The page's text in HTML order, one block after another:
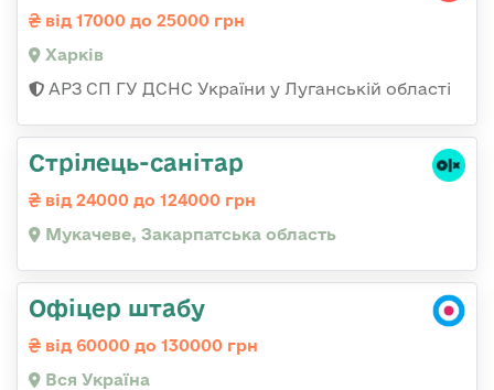
від 17000 до 25000 грн
Харків
АРЗ СП ГУ ДСНС України у Луганській області
Стрілець-санітар
від 24000 до 124000 грн
Мукачеве, Закарпатська область
Офіцер штабу
від 60000 до 130000 грн
Вся Україна